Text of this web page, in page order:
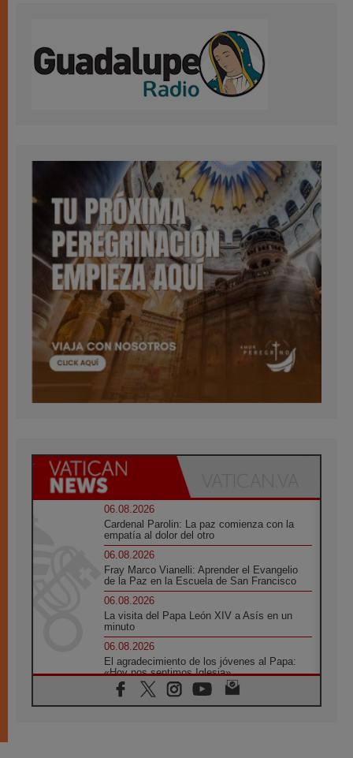
06.08.2026
Cardenal Parolin: La paz comienza con la
empatía al dolor del otro
06.08.2026
Fray Marco Vianelli: Aprender el Evangelio
de la Paz en la Escuela de San Francisco
06.08.2026
La visita del Papa León XIV a Asís en un
minuto
06.08.2026
El agradecimiento de los jóvenes al Papa:
«Hoy nos sentimos Iglesia»
06.08.2026
Líbano: Reanudan los coloquios en Roma en